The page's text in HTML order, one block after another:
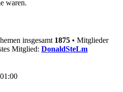
waren.
insgesamt 1875 • Mitglieder
Mitglied: DonaldSteLm